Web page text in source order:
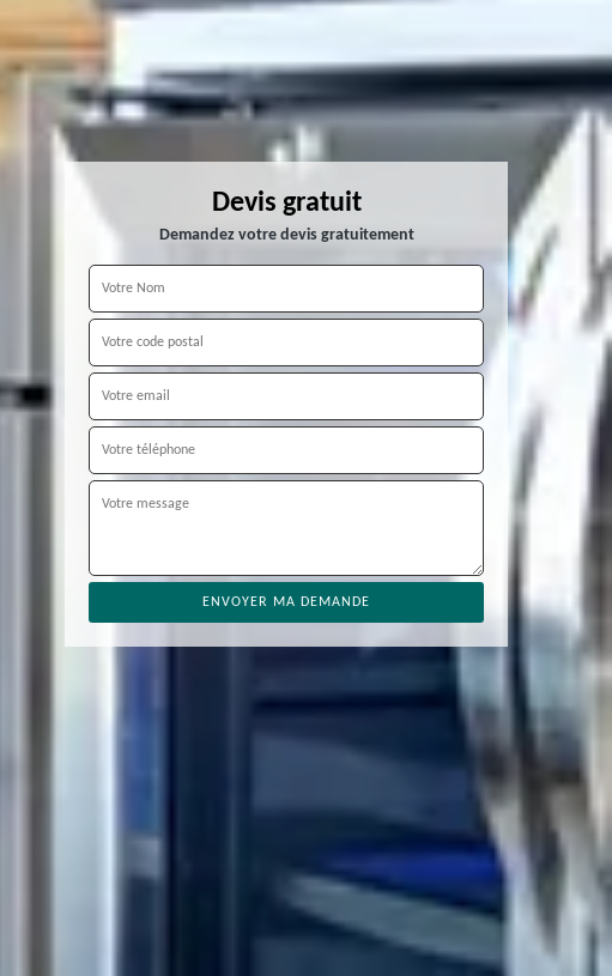
Devis gratuit
Demandez votre devis gratuitement